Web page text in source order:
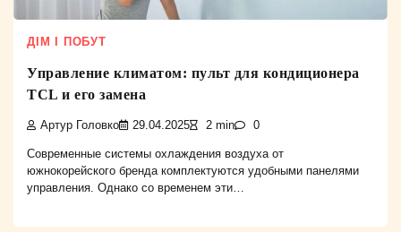
ДІМ І ПОБУТ
Управление климатом: пульт для кондиционера
TCL и его замена
Артур Головко 29.04.2025 2 min 0
Современные системы охлаждения воздуха от
южнокорейского бренда комплектуются удобными панелями
управления. Однако со временем эти…